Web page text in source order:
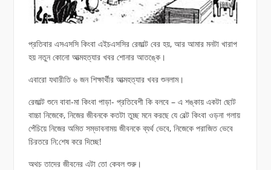
প্রতিবার এসএসসি কিংবা এইচএসসির রেজাল্ট বের হয়, আর আমার মনটা খারাপ
হয় নতুন কোনো আত্মহত্যার খবর শোনার আতঙ্কে।
এবারো যথারীতি ৬ জন শিক্ষার্থীর আত্মহত্যার খবর শুনলাম।
রেজাল্ট শুনে বাবা-মা কিংবা পাড়া- প্রতিবেশী কি বলবে – এ শঙ্কায় একটা ছোট
বাচ্চা নিজেকে, নিজের জীবনকে কতটা তুচ্ছ মনে করছে যে বেল্ট কিংবা ওড়না গলায়
পেঁচিয়ে নিজের অমিত সম্ভাবনাময় জীবনকে ব্যর্থ ভেবে, নিজেকে পরাজিত ভেবে
চিরতরে নি:শেষ করে দিচ্ছে!
অথচ তাদের জীবনের এটা তো কেবল শুরু।